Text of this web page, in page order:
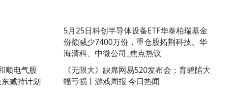
5月25日科创半导体设备ETF华泰柏瑞基金
份额减少7400万份，重仓股拓荆科技、华
海清科、中微公司_焦点热议
顺电气股
减持计划
《无限大》缺席网易520发布会；育碧陷大
幅亏损丨游戏周报 今日热闻